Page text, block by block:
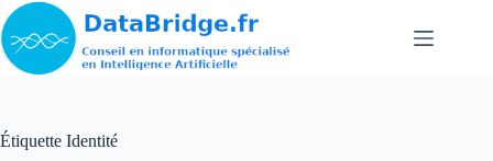
Passer
au
contenu
Étiquette Identité